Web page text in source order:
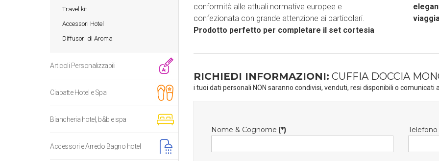
Travel kit
Accessori Hotel
Diffusori di Aroma
Articoli Personalizzabili
Ciabatte Hotel e Spa
Biancheria hotel, b&b e spa
Accessori e Arredo Bagno hotel
conformità alle attuali normative europee e
confezionata con grande attenzione ai particolari.
Prodotto perfetto per completare il set cortesia
RICHIEDI INFORMAZIONI: CUFFIA DOCCIA
i tuoi dati personali NON saranno condivisi, venduti, resi disponibili o comunicati
Nome & Cognome (*) Telefono